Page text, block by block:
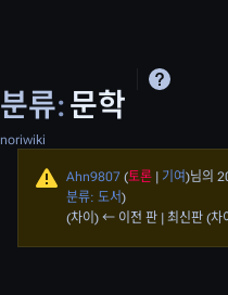
분류:문학
noriwiki
Ahn9807 (토론 | 기여)님의
분류: 도서)
(차이) ← 이전 판 | 최신판 (